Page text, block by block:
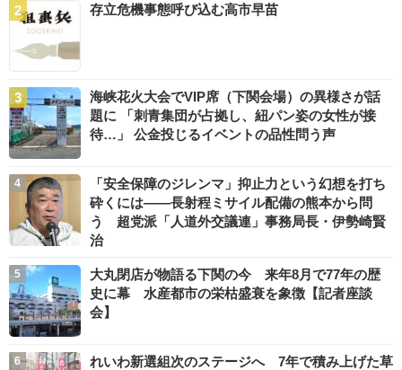
存立危機事態呼び込む高市早苗
海峡花火大会でVIP席（下関会場）の異様さが話
題に 「刺青集団が占拠し、紐パン姿の女性が接
待…」 公金投じるイベントの品性問う声
「安全保障のジレンマ」抑止力という幻想を打ち
砕くには――長射程ミサイル配備の熊本から問
う 超党派「人道外交議連」事務局長・伊勢崎賢
治
大丸閉店が物語る下関の今 来年8月で77年の歴
史に幕 水産都市の栄枯盛衰を象徴【記者座談
会】
れいわ新選組次のステージへ 7年で積み上げた草